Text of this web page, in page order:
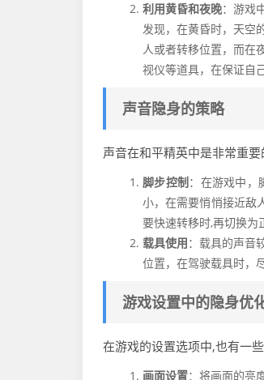
利用黄昏和夜晚：游戏
发现，在黄昏时，天空
人或者转移位置，而在
视仪等道具，在保证自
声音隐身的策略
声音在和平精英中是非常重要
脚步控制：在游戏中，
小，在需要悄悄接近敌
要快速转移时,再切换为
载具使用：载具的声音
位置，在驾驶载具时，
游戏设置中的隐身优
在游戏的设置选项中,也有一
画面设置：将画面的亮